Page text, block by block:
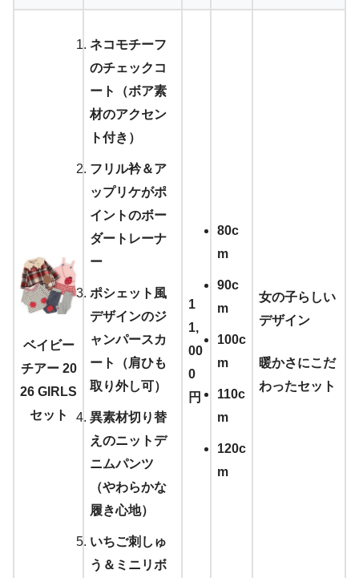
ベイビー
チアー 20
26 GIRLS
セット
ネコモチーフ
のチェックコ
ート（ボア素
材のアクセン
ト付き）
フリル衿＆ア
ップリケがポ
イントのボー
ダートレーナ
ー
ポシェット風
デザインのジ
ャンパースカ
ート（肩ひも
取り外し可）
異素材切り替
えのニットデ
ニムパンツ
（やわらかな
履き心地）
いちご刺しゅ
う＆ミニリボ
1
1,
00
0
円
80c
m
90c
m
100c
m
110c
m
120c
m
女の子らしい
デザイン
暖かさにこだ
わったセット